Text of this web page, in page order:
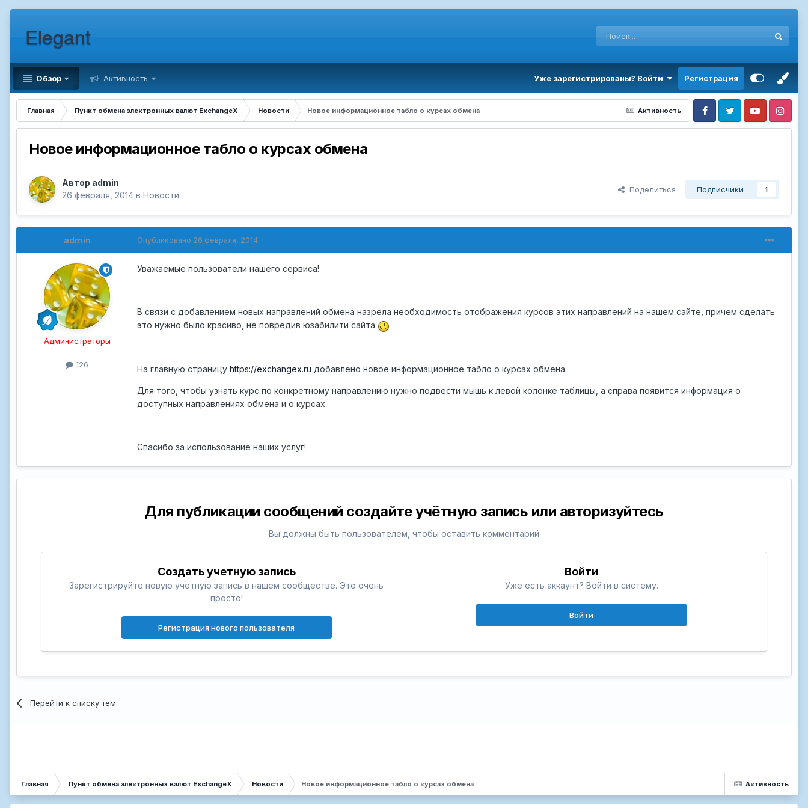
Elegant
Обзор Активность Уже зарегистрированы? Войти Регистрация
Активность
Главная Пункт обмена электронных валют ExchangeX Новости
Новое информационное табло о курсах обмена
FacebookTwitter YoutubeInstagram
Новое информационное табло о курсах обмена
Автор admin
26 февраля, 2014 в Новости
Поделиться Подписчики 1
admin
Администраторы
126
Опубликовано 26 февраля, 2014
Уважаемые пользователи нашего сервиса!
В связи с добавлением новых направлений обмена назрела необходимость отображения курсов этих направлений на нашем сайте, причем сделать
это нужно было красиво, не повредив юзабилити сайта
На главную страницу https://exchangex.ru добавлено новое информационное табло о курсах обмена.
Для того, чтобы узнать курс по конкретному направлению нужно подвести мышь к левой колонке таблицы, а справа появится информация о
доступных направлениях обмена и о курсах.
Спасибо за использование наших услуг!
Для публикации сообщений создайте учётную запись или авторизуйтесь
Вы должны быть пользователем, чтобы оставить комментарий
Создать учетную запись
Зарегистрируйте новую учётную запись в нашем сообществе. Это очень
просто!
Регистрация нового пользователя
Войти
Уже есть аккаунт? Войти в систему.
Войти
Перейти к списку тем
Активность
Главная Пункт обмена электронных валют ExchangeX Новости Новое информационное табло о курсах обмена